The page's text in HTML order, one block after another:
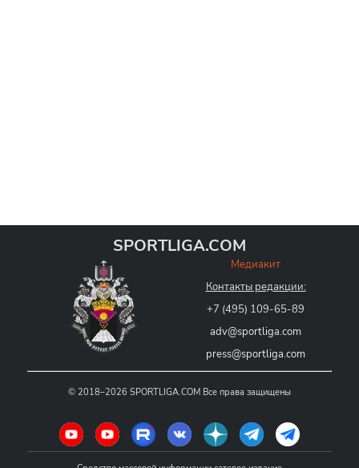
SPORTLIGA.COM
Медиакит
Контакты редакции:
+7 (495) 109-65-89
adv@sportliga.com
press@sportliga.com
© 2018–2026 SPORTLIGA.COM Все права защищены